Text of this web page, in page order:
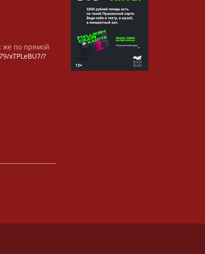
же по прямой
xTPLeBU7/?